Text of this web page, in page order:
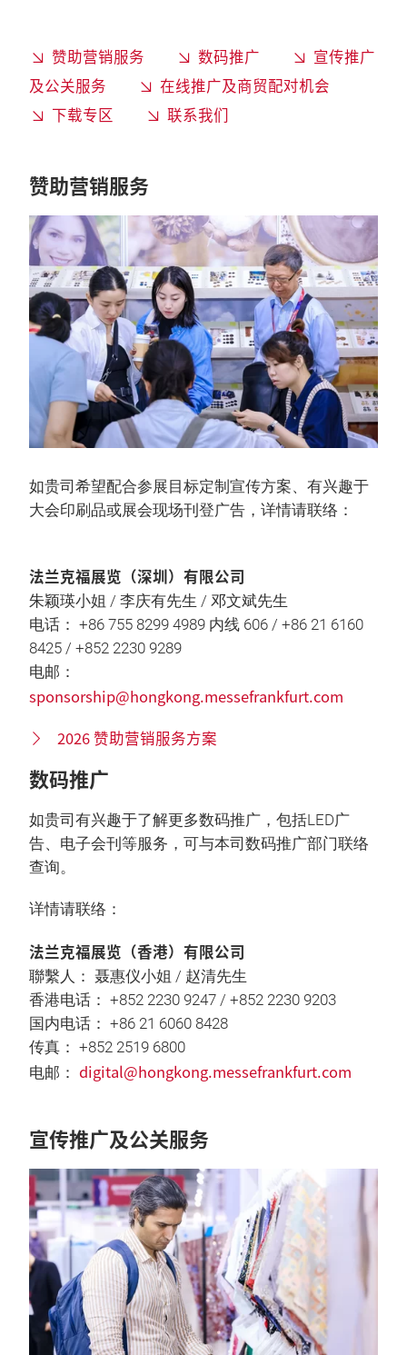
赞助营销服务 数码推广
宣传推广
及公关服务
在线推广及商贸配对机会
下载专区
联系我们
赞助营销服务
如贵司希望配合参展目标定制宣传方案、有兴趣于
大会印刷品或展会现场刊登广告，详情请联络：
法兰克福展览（深圳）有限公司
朱颖瑛小姐 / 李庆有先生 / 邓文斌先生
电话： +86 755 8299 4989 内线 606 / +86 21 6160
8425 / +852 2230 9289
电邮：
sponsorship@hongkong.messefrankfurt.com
2026 赞助营销服务方案
数码推广
如贵司有兴趣于了解更多数码推广，包括LED广
告、电子会刊等服务，可与本司数码推广部门联络
查询。
详情请联络：
法兰克福展览（香港）有限公司
聯繫人： 聂惠仪小姐 / 赵清先生
香港电话： +852 2230 9247 / +852 2230 9203
国内电话： +86 21 6060 8428
传真： +852 2519 6800
电邮： digital@hongkong.messefrankfurt.com
宣传推广及公关服务